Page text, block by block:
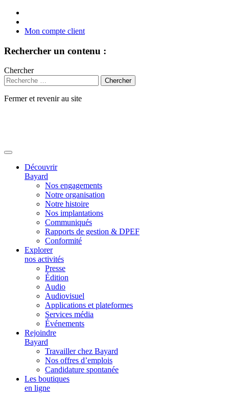
Mon compte client
Rechercher un contenu :
Chercher
Fermer et revenir au site
Découvrir
Bayard
Nos engagements
Notre organisation
Notre histoire
Nos implantations
Communiqués
Rapports de gestion & DPEF
Conformité
Explorer
nos activités
Presse
Édition
Audio
Audiovisuel
Applications et plateformes
Services média
Événements
Rejoindre
Bayard
Travailler chez Bayard
Nos offres d’emplois
Candidature spontanée
Les boutiques
en ligne